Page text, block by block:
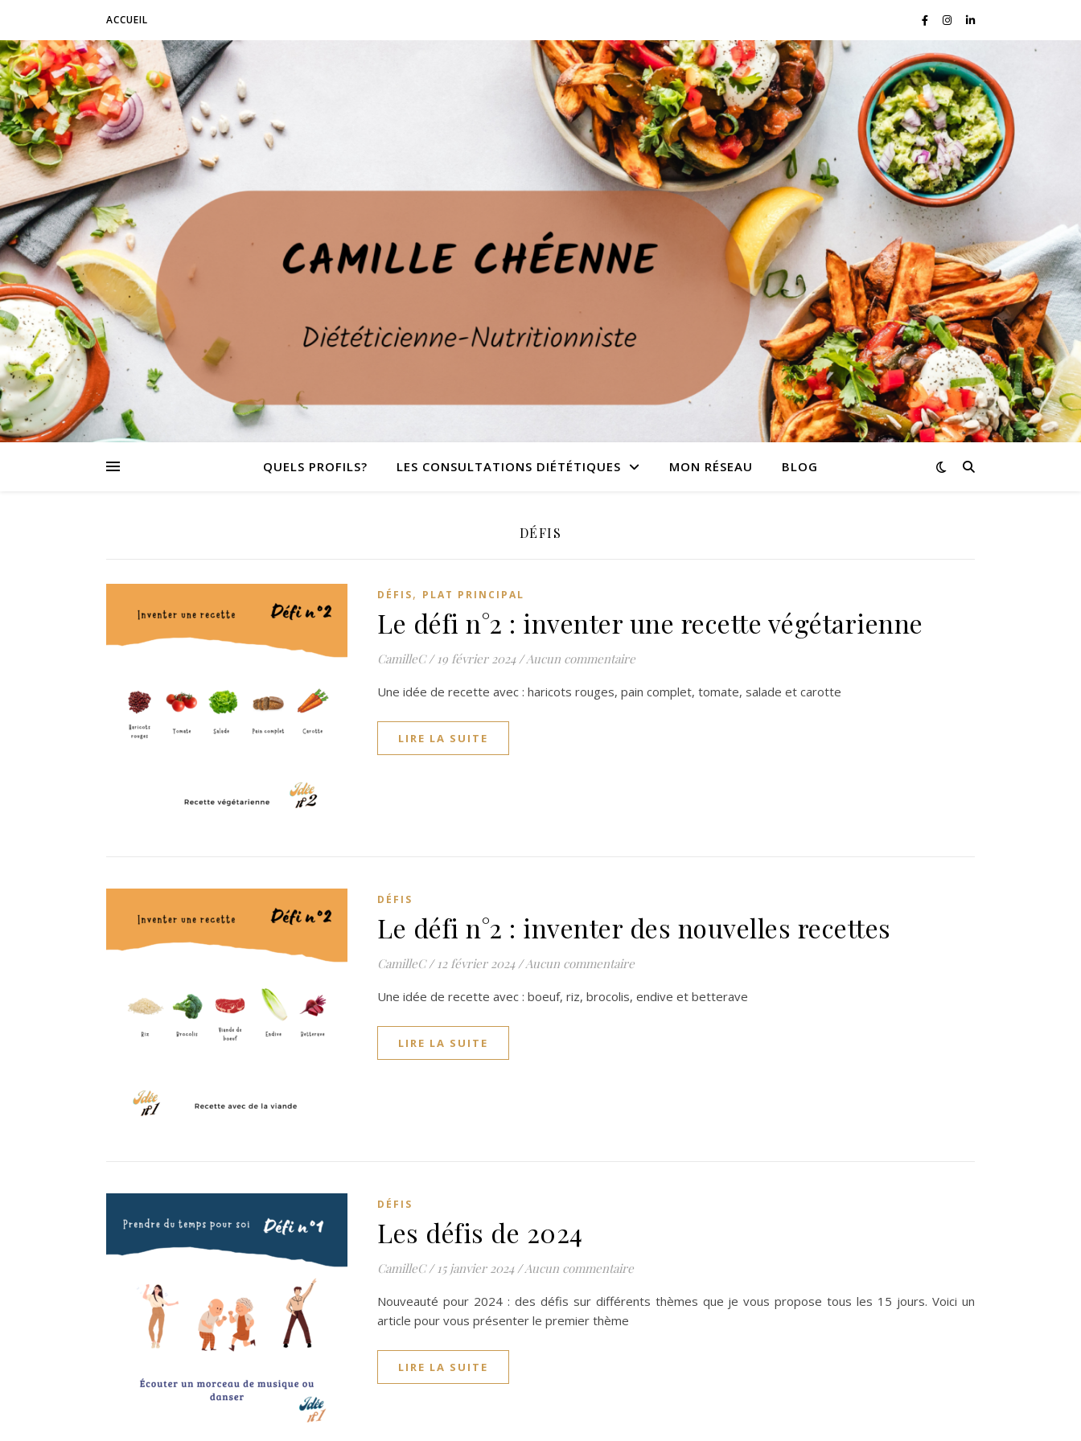
ACCUEIL
QUELS PROFILS? LES CONSULTATIONS DIÉTÉTIQUES MON RÉSEAU BLOG
DÉFIS
DÉFIS, PLAT PRINCIPAL
Le défi n°2 : inventer une recette végétarienne
CamilleC / 19 février 2024 /Aucun commentaire
Une idée de recette avec : haricots rouges, pain complet, tomate, salade et carotte
LIRE LA SUITE
DÉFIS
Le défi n°2 : inventer des nouvelles recettes
CamilleC / 12 février 2024 /Aucun commentaire
Une idée de recette avec : boeuf, riz, brocolis, endive et betterave
LIRE LA SUITE
DÉFIS
Les défis de 2024
CamilleC / 15 janvier 2024 /Aucun commentaire
Nouveauté pour 2024 : des défis sur différents thèmes que je vous propose tous les 15 jours. Voici un
article pour vous présenter le premier thème
LIRE LA SUITE